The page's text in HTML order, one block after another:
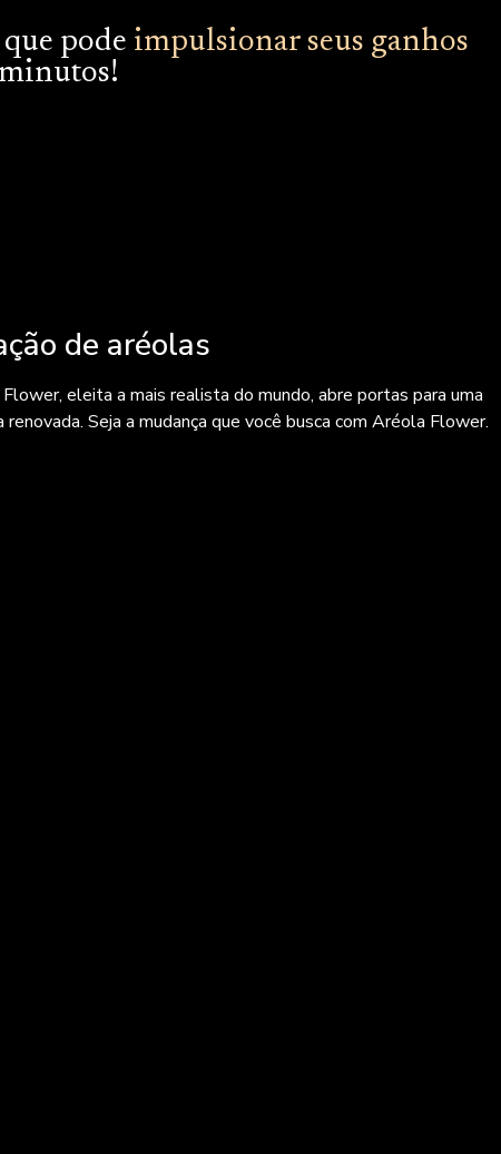
que pode impulsionar seus ganhos
de aréolas
eleita a mais realista do mundo, abre portas para uma
Seja a mudança que você busca com Aréola Flower.